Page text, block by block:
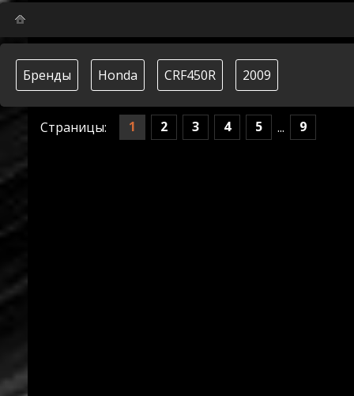
Бренды Honda CRF450R 2009
Страницы: 1 2 3 4 5 ... 9